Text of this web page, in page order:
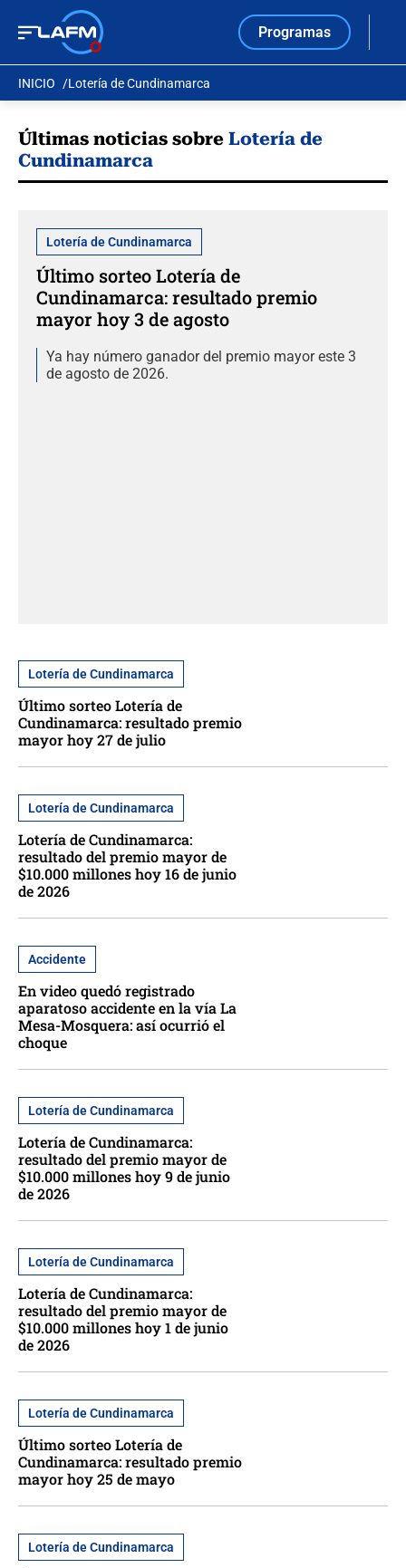
Programas
INICIO Lotería de Cundinamarca
Últimas noticias sobre Lotería de
Cundinamarca
Lotería de Cundinamarca
Último sorteo Lotería de
Cundinamarca: resultado premio
mayor hoy 3 de agosto
Ya hay número ganador del premio mayor este 3
de agosto de 2026.
Lotería de Cundinamarca
Último sorteo Lotería de
Cundinamarca: resultado premio
mayor hoy 27 de julio
Lotería de Cundinamarca
Lotería de Cundinamarca:
resultado del premio mayor de
$10.000 millones hoy 16 de junio
de 2026
Accidente
En video quedó registrado
aparatoso accidente en la vía La
Mesa-Mosquera: así ocurrió el
choque
Lotería de Cundinamarca
Lotería de Cundinamarca:
resultado del premio mayor de
$10.000 millones hoy 9 de junio
de 2026
Lotería de Cundinamarca
Lotería de Cundinamarca:
resultado del premio mayor de
$10.000 millones hoy 1 de junio
de 2026
Lotería de Cundinamarca
Último sorteo Lotería de
Cundinamarca: resultado premio
mayor hoy 25 de mayo
Lotería de Cundinamarca